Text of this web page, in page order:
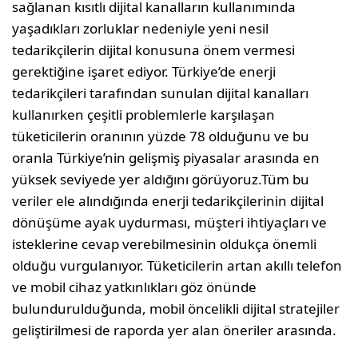
sağlanan kısıtlı dijital kanalların kullanımında
yaşadıkları zorluklar nedeniyle yeni nesil
tedarikçilerin dijital konusuna önem vermesi
gerektiğine işaret ediyor. Türkiye’de enerji
tedarikçileri tarafından sunulan dijital kanalları
kullanırken çeşitli problemlerle karşılaşan
tüketicilerin oranının yüzde 78 olduğunu ve bu
oranla Türkiye’nin gelişmiş piyasalar arasında en
yüksek seviyede yer aldığını görüyoruz.Tüm bu
veriler ele alındığında enerji tedarikçilerinin dijital
dönüşüme ayak uydurması, müşteri ihtiyaçları ve
isteklerine cevap verebilmesinin oldukça önemli
olduğu vurgulanıyor. Tüketicilerin artan akıllı telefon
ve mobil cihaz yatkınlıkları göz önünde
bulundurulduğunda, mobil öncelikli dijital stratejiler
geliştirilmesi de raporda yer alan öneriler arasında.